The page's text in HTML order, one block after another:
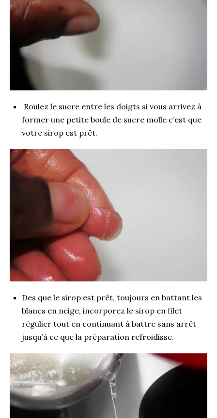
Roulez le sucre entre les doigts si vous arrivez à
former une petite boule de sucre molle c’est que
votre sirop est prêt.
Des que le sirop est prêt, toujours en battant les
blancs en neige, incorporez le sirop en filet
régulier tout en continuant à battre sans arrêt
jusqu’à ce que la préparation refroidisse.